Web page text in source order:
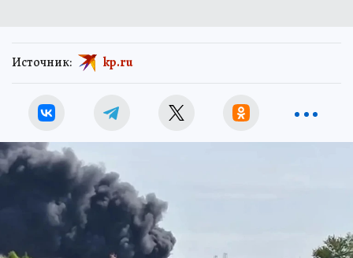
Источник: kp.ru